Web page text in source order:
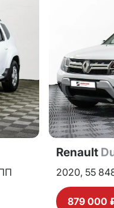
Renault
2020, 55
879 000